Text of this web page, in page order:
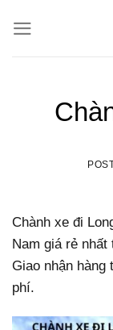
Chành xe đi
Nam giá rẻ
Giao nhận hàng
phí.